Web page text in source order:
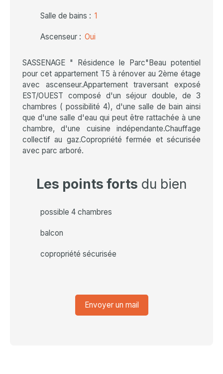
Salle de bains : 1
Ascenseur : Oui
SASSENAGE " Résidence le Parc"Beau potentiel
pour cet appartement T5 à rénover au 2ème étage
avec ascenseur.Appartement traversant exposé
EST/OUEST composé d'un séjour double, de 3
chambres ( possibilité 4), d'une salle de bain ainsi
que d'une salle d'eau qui peut être rattachée à une
chambre, d'une cuisine indépendante.Chauffage
collectif au gaz.Copropriété fermée et sécurisée
avec parc arboré.
Les points forts du bien
possible 4 chambres
balcon
copropriété sécurisée
Envoyer un mail